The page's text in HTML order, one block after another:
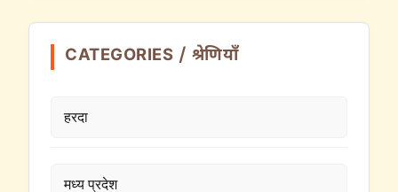
CATEGORIES / श्रेणियाँ
हरदा
मध्य प्रदेश